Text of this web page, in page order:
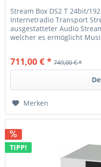
Stream Box DS2 T 24bit/
Internetradio Transport
ausgestatteter Audio
welcher es ermöglicht
711,00 € * 749,00 € *
Merken
TIPP!